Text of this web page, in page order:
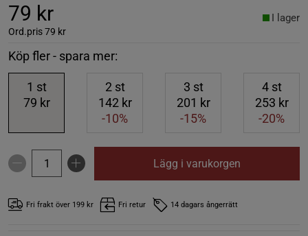
79 kr
Ord.pris79 kr
I lager
Köp fler - spara mer:
1 st
79 kr
2 st
142 kr
-10%
3 st
201 kr
-15%
4st
253 kr
-20%
Lägg i varukorgen
Fri frakt över 199 kr Fri retur 14 dagars ångerrätt